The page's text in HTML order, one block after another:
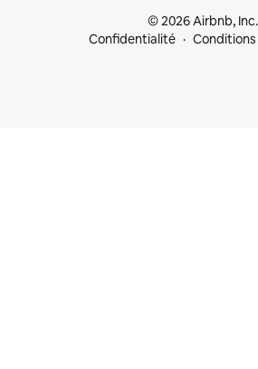
© 2026 Airbnb, Inc.
Confidentialité